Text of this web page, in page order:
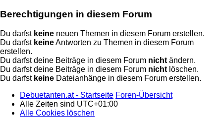
Berechtigungen in diesem Forum
Du darfst keine neuen Themen in diesem Forum erstellen.
Du darfst keineAntworten zu Themen in diesem Forum
erstellen.
Du darfst deine Beiträge in diesem Forum nicht ändern.
Du darfst deine Beiträge in diesem Forum nicht löschen.
Du darfst keine Dateianhänge in diesem Forum erstellen.
Debuetanten.at - Startseite Foren-Übersicht
Alle Zeiten sind UTC+01:00
Alle Cookies löschen